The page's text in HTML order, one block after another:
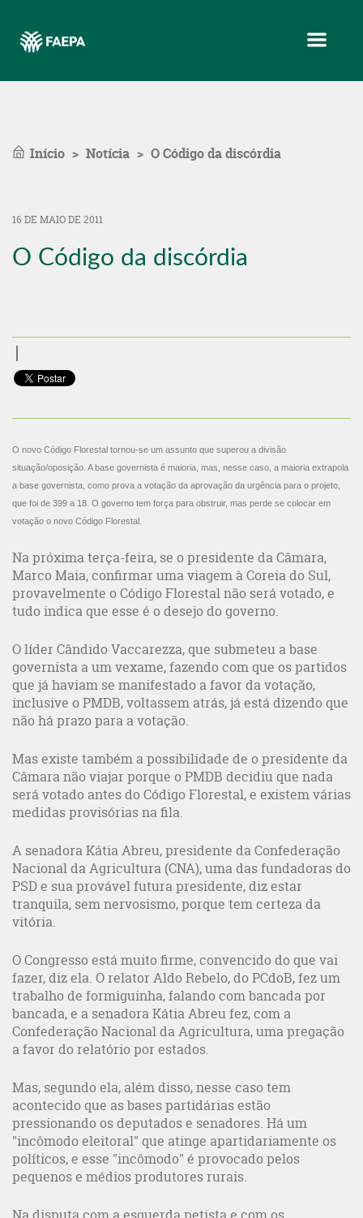
Início Notícia O Código da discórdia
16 DE MAIO DE 2011
O Código da discórdia
O novo Código Florestal tornou-se um assunto que superou a divisão
situação/oposição. A base governista é maioria, mas, nesse caso, a maioria extrapola
a base governista, como prova a votação da aprovação da urgência para o projeto,
que foi de 399 a 18. O governo tem força para obstruir, mas perde se colocar em
votação o novo Código Florestal.
Na próxima terça-feira, se o presidente da Câmara,
Marco Maia, confirmar uma viagem à Coreia do Sul,
provavelmente o Código Florestal não será votado, e
tudo indica que esse é o desejo do governo.
O líder Cândido Vaccarezza, que submeteu a base
governista a um vexame, fazendo com que os partidos
que já haviam se manifestado a favor da votação,
inclusive o PMDB, voltassem atrás, já está dizendo que
não há prazo para a votação.
Mas existe também a possibilidade de o presidente da
Câmara não viajar porque o PMDB decidiu que nada
será votado antes do Código Florestal, e existem várias
medidas provisórias na fila.
A senadora Kátia Abreu, presidente da Confederação
Nacional da Agricultura (CNA), uma das fundadoras do
PSD e sua provável futura presidente, diz estar
tranquila, sem nervosismo, porque tem certeza da
vitória.
O Congresso está muito firme, convencido do que vai
fazer, diz ela. O relator Aldo Rebelo, do PCdoB, fez um
trabalho de formiguinha, falando com bancada por
bancada, e a senadora Kátia Abreu fez, com a
Confederação Nacional da Agricultura, uma pregação
a favor do relatório por estados.
Mas, segundo ela, além disso, nesse caso tem
acontecido que as bases partidárias estão
pressionando os deputados e senadores. Há um
"incômodo eleitoral" que atinge apartidariamente os
políticos, e esse "incômodo" é provocado pelos
pequenos e médios produtores rurais.